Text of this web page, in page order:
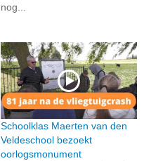
nog...
Schoolklas Maerten van den
Veldeschool bezoekt
oorlogsmonument